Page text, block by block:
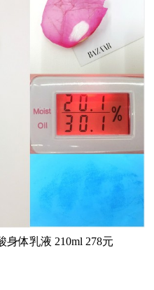
身体乳液 210ml 278元